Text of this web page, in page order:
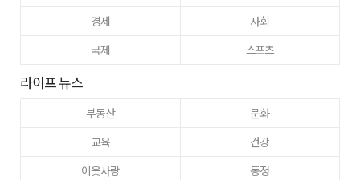
경제
사회
국제
스포츠
라이프 뉴스
부동산
문화
교육
건강
이웃사랑
동정